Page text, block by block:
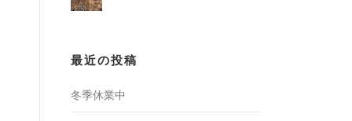
最近の投稿
冬季休業中